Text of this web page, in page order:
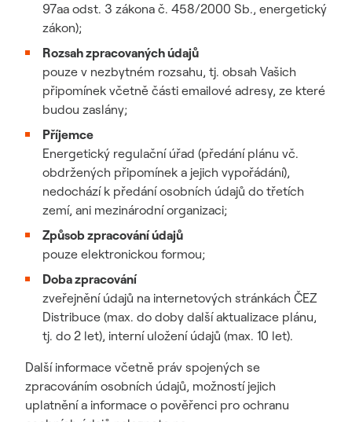
97aa odst. 3 zákona č. 458/2000 Sb., energetický
zákon);
Rozsah zpracovaných údajů
pouze v nezbytném rozsahu, tj. obsah Vašich
připomínek včetně části emailové adresy, ze které
budou zaslány;
Příjemce
Energetický regulační úřad (předání plánu vč.
obdržených připomínek a jejich vypořádání),
nedochází k předání osobních údajů do třetích
zemí, ani mezinárodní organizaci;
Způsob zpracování údajů
pouze elektronickou formou;
Doba zpracování
zveřejnění údajů na internetových stránkách ČEZ
Distribuce (max. do doby další aktualizace plánu,
tj. do 2 let), interní uložení údajů (max. 10 let).
Další informace včetně práv spojených se
zpracováním osobních údajů, možností jejich
uplatnění a informace o pověřenci pro ochranu